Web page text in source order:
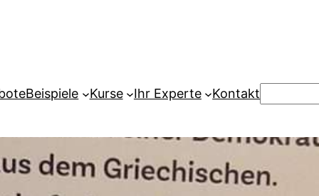
Beispiele Kurse Ihr Experte Kontakt